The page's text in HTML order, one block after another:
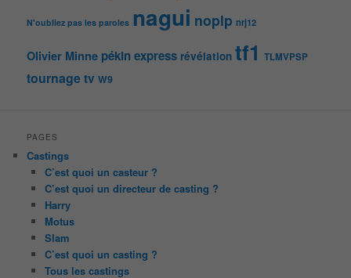
N'oubliez pas les paroles nagui noplp nrj12
Olivier Minne pékin express révélation tf1 TLMVPSP
tournagetv W9
PAGES
Castings
C’est quoi un casteur ?
C’est quoi un directeur de casting ?
Harry
Motus
Slam
C’est quoi un casting ?
Tous les castings